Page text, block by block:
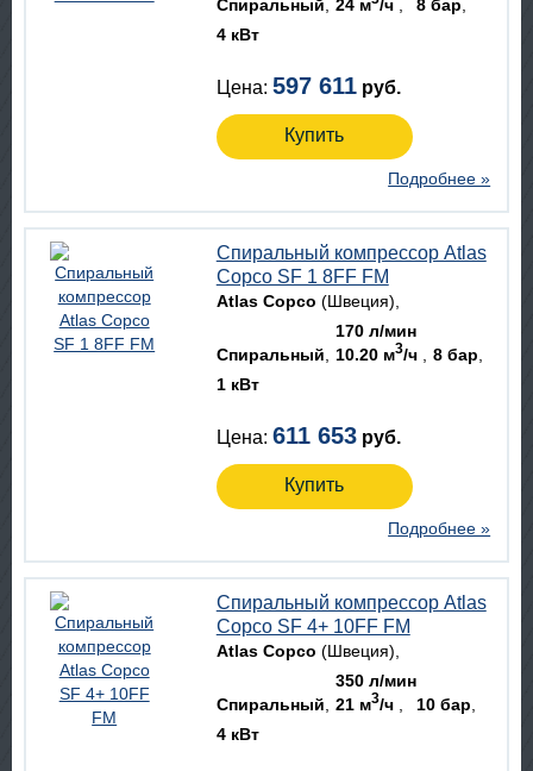
Спиральный 24 м /ч
8 бар
4 кВт
Цена: 597 611 руб.
Купить
Подробнее »
Спиральный компрессор Atlas
Copco SF 1 8FF FM
Atlas Copco (Швеция)
Спиральный
170 л/мин
10.20 м3/ч
8 бар
1 кВт
Цена: 611 653 руб.
Купить
Подробнее »
Спиральный компрессор Atlas
Copco SF 4+ 10FF FM
Atlas Copco (Швеция)
Спиральный
350 л/мин
21 м3/ч
10 бар
4 кВт